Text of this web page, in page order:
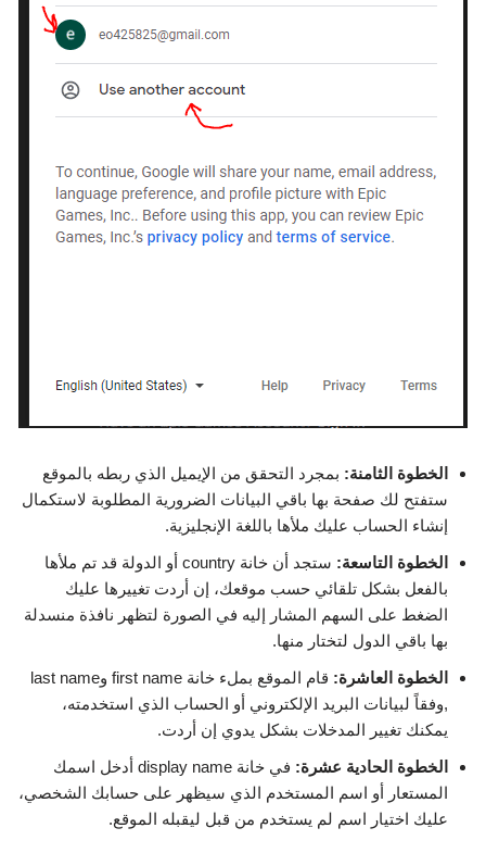
الخطوة الثامنة: بمجرد التحقق من الإيميل الذي ربطه بالموقع
ستفتح لك صفحة بها باقي البيانات الضرورية المطلوبة لاستكمال
إنشاء الحساب عليك ملأها باللغة الإنجليزية.
الخطوة التاسعة:
ستجد أن خانة country أو الدولة قد تم ملأها
بالفعل بشكل تلقائي حسب موقعك، إن أردت تغييرها عليك
الضغط على السهم المشار إليه في الصورة لتظهر نافذة منسدلة
بها باقي الدول لتختار منها.
الخطوة العاشرة:
قام الموقع بملء خانة first name وlast name
,وفقاً لبيانات البريد الإلكتروني أو الحساب الذي استخدمته،
يمكنك تغيير المدخلات بشكل يدوي إن أردت.
الخطوة الحادية عشرة:
في خانة display name أدخل اسمك
المستعار أو اسم المستخدم الذي سيظهر على حسابك الشخصي،
عليك اختيار اسم لم يستخدم من قبل ليقبله الموقع.